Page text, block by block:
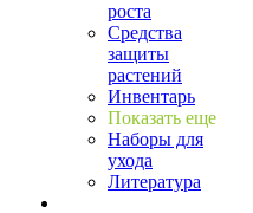
роста
Средства
защиты
растений
Инвентарь
Показать еще
Наборы для
ухода
Литература